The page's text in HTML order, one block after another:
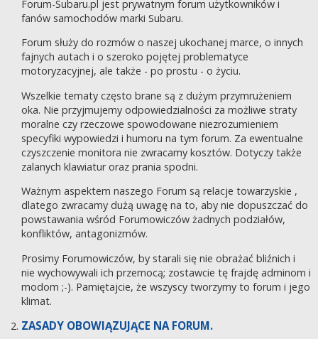
Forum-Subaru.pl jest prywatnym forum użytkowników i
fanów samochodów marki Subaru.
Forum służy do rozmów o naszej ukochanej marce, o innych
fajnych autach i o szeroko pojętej problematyce
motoryzacyjnej, ale także - po prostu - o życiu.
Wszelkie tematy często brane są z dużym przymrużeniem
oka. Nie przyjmujemy odpowiedzialności za możliwe straty
moralne czy rzeczowe spowodowane niezrozumieniem
specyfiki wypowiedzi i humoru na tym forum. Za ewentualne
czyszczenie monitora nie zwracamy kosztów. Dotyczy także
zalanych klawiatur oraz prania spodni.
Ważnym aspektem naszego Forum są relacje towarzyskie ,
dlatego zwracamy dużą uwagę na to, aby nie dopuszczać do
powstawania wśród Forumowiczów żadnych podziałów,
konfliktów, antagonizmów.
Prosimy Forumowiczów, by starali się nie obrażać bliźnich i
nie wychowywali ich przemocą; zostawcie tę frajdę adminom i
modom ;-). Pamiętajcie, że wszyscy tworzymy to forum i jego
klimat.
ZASADY OBOWIĄZUJĄCE NA FORUM.